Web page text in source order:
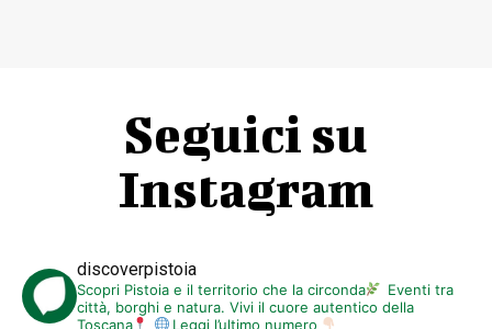
Seguici su
Instagram
discoverpistoia
Scopri Pistoia e il territorio che la circonda
Eventi tra
città, borghi e natura. Vivi il cuore autentico della
Toscana
Leggi l’ultimo numero